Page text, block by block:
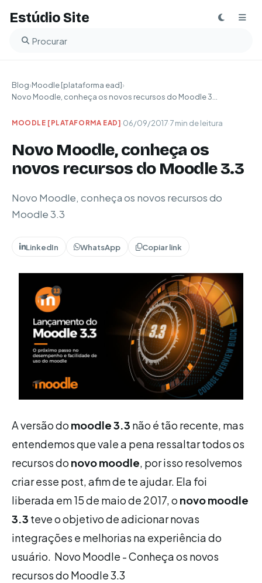
Estúdio Site
Buscar no blog
Blog›Moodle [plataforma ead]›
Novo Moodle, conheça os novos recursos do Moodle 3...
MOODLE [PLATAFORMA EAD]·06/09/2017·7 min de leitura
Novo Moodle, conheça os
novos recursos do Moodle 3.3
Novo Moodle, conheça os novos recursos do
Moodle 3.3
LinkedIn WhatsApp Copiar link
A versão do moodle 3.3 não é tão recente, mas
entendemos que vale a pena ressaltar todos os
recursos do novo moodle, por isso resolvemos
criar esse post, afim de te ajudar. Ela foi
liberada em 15 de maio de 2017, o novo moodle
3.3 teve o objetivo de adicionar novas
integrações e melhorias na experiência do
usuário. Novo Moodle - Conheça os novos
recursos do Moodle 3.3